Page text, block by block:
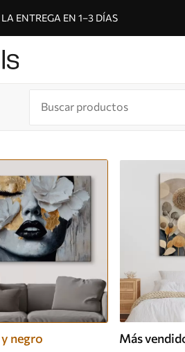
ENTREGA EN 1–3 DÍAS
negro Más